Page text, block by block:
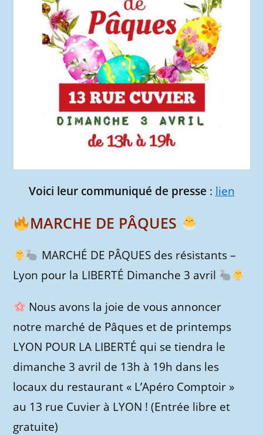
Voici leur communiqué de presse : lien
MARCHE DE PÂQUES
MARCHÉ DE PÂQUES des résistants –
Lyon pour la LIBERTÉ Dimanche 3 avril
Nous avons la joie de vous annoncer
notre marché de Pâques et de printemps
LYON POUR LA LIBERTÉ qui se tiendra le
dimanche 3 avril de 13h à 19h dans les
locaux du restaurant « L’Apéro Comptoir »
au 13 rue Cuvier à LYON ! (Entrée libre et
gratuite)